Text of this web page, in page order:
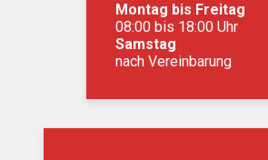
Montag bis Freitag
08:00 bis 18:00 Uhr
Samstag
nach Vereinbarung